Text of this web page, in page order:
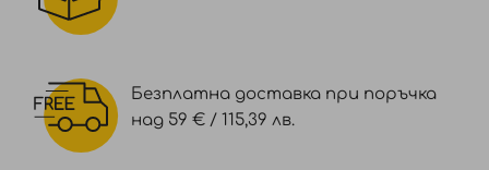
Безплатна доставка при поръчка
над 59 € / 115,39 лв.